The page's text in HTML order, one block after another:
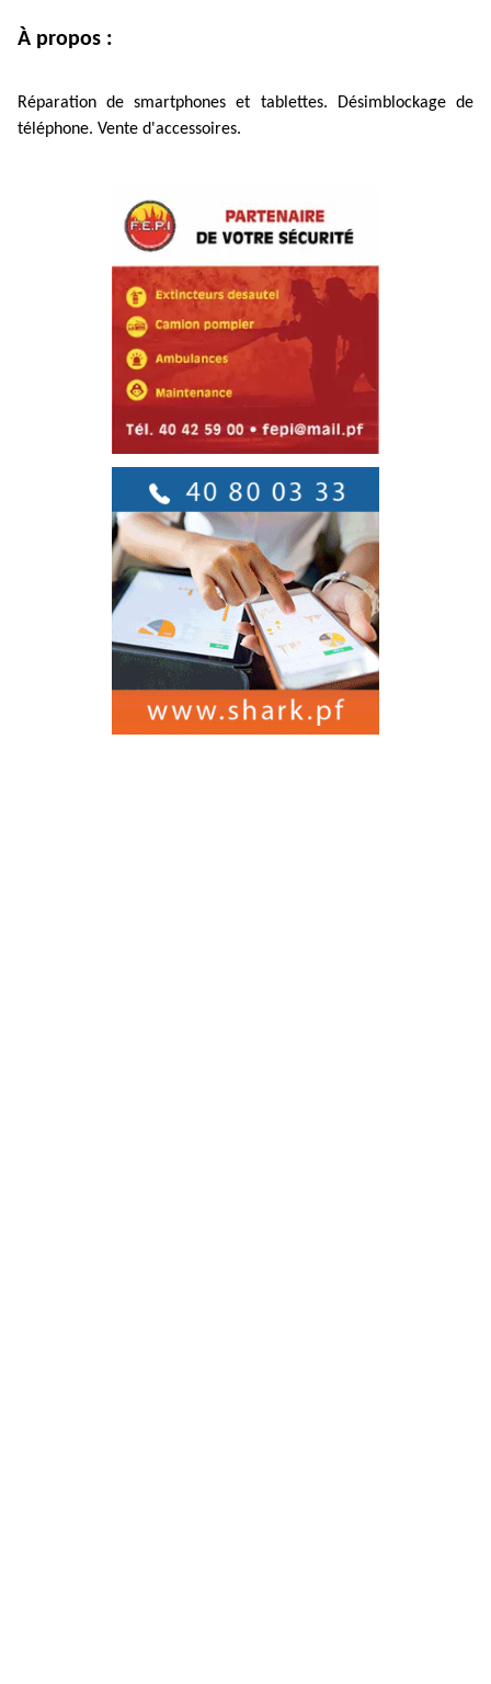
À propos :
Réparation de smartphones et tablettes. Désimblockage de
téléphone. Vente d'accessoires.